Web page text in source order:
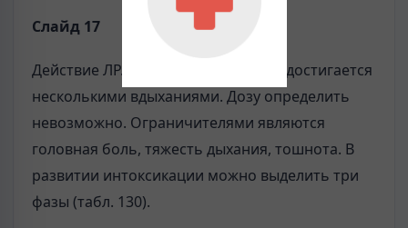
Слайд 17
Действие ЛР. Опьяняющий эффект достигается
несколькими вдыхания­ми. Дозу определить
невозможно. Ограничителями являются
головная боль, тяжесть дыхания, тошнота. В
развитии интоксикации можно выделить три
фазы (табл. 130).